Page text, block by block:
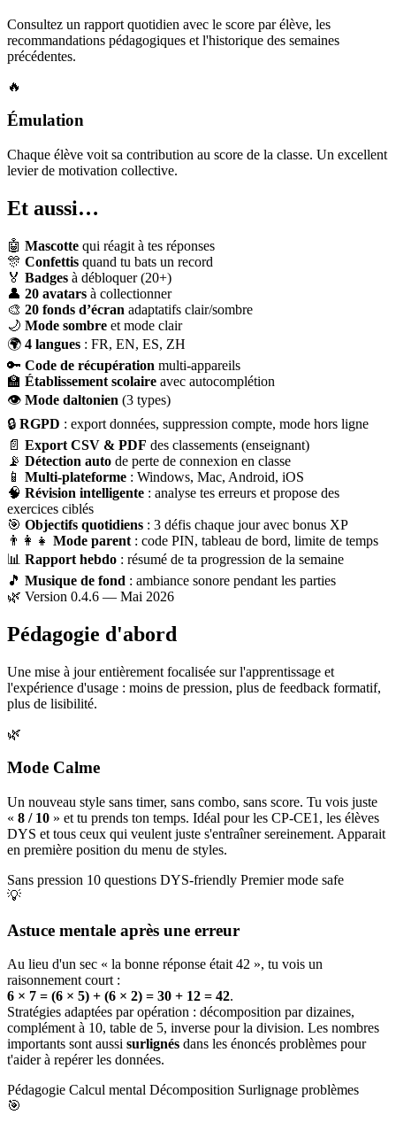
Consultez un rapport quotidien avec le score par élève, les
recommandations pédagogiques et l'historique des semaines
précédentes.
🔥
Émulation
Chaque élève voit sa contribution au score de la classe. Un excellent
levier de motivation collective.
Et aussi…
🤖 Mascotte qui réagit à tes réponses
🎊 Confettis quand tu bats un record
🏅 Badges à débloquer (20+)
👤 20 avatars à collectionner
🎨 20 fonds d’écran adaptatifs clair/sombre
🌙 Mode sombre et mode clair
🌍 4 langues : FR, EN, ES, ZH
🔑 Code de récupération multi-appareils
🏫 Établissement scolaire avec autocomplétion
👁 Mode daltonien (3 types)
🔒 RGPD : export données, suppression compte, mode hors ligne
📄 Export CSV & PDF des classements (enseignant)
📡 Détection auto de perte de connexion en classe
📱 Multi-plateforme : Windows, Mac, Android, iOS
🧠 Révision intelligente : analyse tes erreurs et propose des
exercices ciblés
🎯 Objectifs quotidiens : 3 défis chaque jour avec bonus XP
👨‍👩‍👧 Mode parent : code PIN, tableau de bord, limite de temps
📊 Rapport hebdo : résumé de ta progression de la semaine
🎵 Musique de fond : ambiance sonore pendant les parties
🌿 Version 0.4.6 — Mai 2026
Pédagogie d'abord
Une mise à jour entièrement focalisée sur l'apprentissage et
l'expérience d'usage : moins de pression, plus de feedback formatif,
plus de lisibilité.
🌿
Mode Calme
Un nouveau style sans timer, sans combo, sans score. Tu vois juste
« 8 / 10 » et tu prends ton temps. Idéal pour les CP-CE1, les élèves
DYS et tous ceux qui veulent juste s'entraîner sereinement. Apparait
en première position du menu de styles.
Sans pression 10 questions DYS-friendly Premier mode safe
💡
Astuce mentale après une erreur
Au lieu d'un sec « la bonne réponse était 42 », tu vois un
raisonnement court :
6 × 7 = (6 × 5) + (6 × 2) = 30 + 12 = 42.
Stratégies adaptées par opération : décomposition par dizaines,
complément à 10, table de 5, inverse pour la division. Les nombres
importants sont aussi surlignés dans les énoncés problèmes pour
t'aider à repérer les données.
Pédagogie Calcul mental Décomposition Surlignage problèmes
🎯